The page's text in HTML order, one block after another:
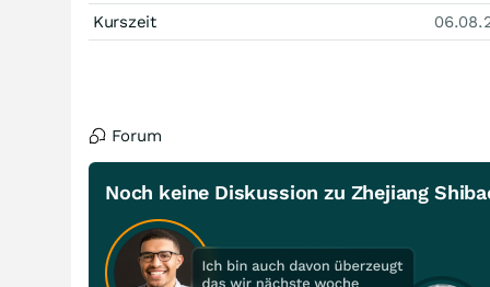
Kurszeit
Forum
Noch keine Diskussion zu Zhejiang